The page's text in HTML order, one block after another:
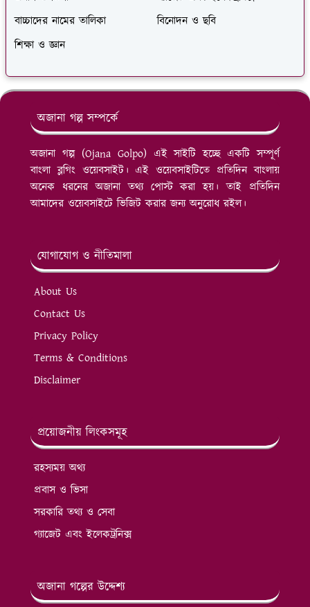
বাচ্চাদের নামের তালিকা
বিনোদন ও ছবি
শিক্ষা ও জ্ঞান
অজানা গল্প সম্পর্কে
অজানা গল্প (Ojana Golpo) এই সাইটি হচ্ছে একটি সম্পূর্ণ
বাংলা ব্লগিং ওয়েবসাইট। এই ওয়েবসাইটিতে প্রতিদিন বাংলায়
অনেক ধরনের অজানা তথ্য পোস্ট করা হয়। তাই প্রতিদিন
আমাদের ওয়েবসাইটে ভিজিট করার জন্য অনুরোধ রইল।
যোগাযোগ ও নীতিমালা
About Us
Contact Us
Privacy Policy
Terms & Conditions
Disclaimer
প্রয়োজনীয় লিংকসমূহ
রহস্যময় অথ্য
প্রবাস ও ভিসা
সরকারি তথ্য ও সেবা
গ্যাজেট এবং ইলেকট্রনিক্স
অজানা গল্পের উদ্দেশ্য